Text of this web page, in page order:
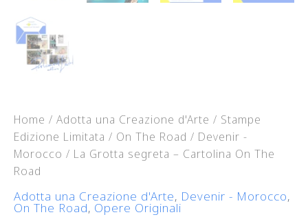
Home / Adotta una Creazione d'Arte / Stampe
Edizione Limitata / On The Road / Devenir -
Morocco / La Grotta segreta – Cartolina On The
Road
Adotta una Creazione d'Arte, Devenir - Morocco,
On The Road, Opere Originali